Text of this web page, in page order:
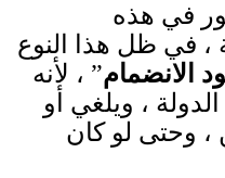
في هذه
، في ظل هذا النوع
الانضمام” ، لأنه
، ويلغي أو
وحتى لو كان